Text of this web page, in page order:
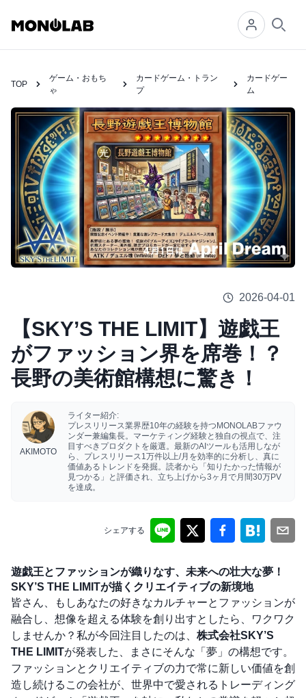
TOP
ゲーム・おもち
ゃ
カードゲーム・トラン
プ
カードゲー
ム
2026-04-01
【SKY’S THE LIMIT】遊戯王
がファッション界を席巻！？
長野の美術館構想に驚き！
AKIMOTO
ライター紹介:
プレスリリース業界歴10年の経験を持つMONOLABファウ
ンダー兼編集長。マーケティング経験と独自の視点で、注
目すべきプロダクトを厳選。最新のAIツールも活用しなが
ら、プレスリリース1万件以上/月を効率的に分析し、真に
価値あるトレンドを発掘。読者から「知りたかった情報が
見つかる」と評価され、立ち上げから3ヶ月で月間30万PV
を達成。
シェアする
遊戯王とファッションが織りなす、未来への壮大な夢！
SKY’S THE LIMITが描くクリエイティブの新境地
皆さん、もしあなたの好きなカルチャーとファッションが
融合し、想像を超える体験を創り出すとしたら、ワクワク
しませんか？私が今回注目したのは、 株式会社SKY’S
THE LIMITが発表した、まさにそんな「夢」の構想です。
ファッションとクリエイティブの力で常に新しい価値を創
造し続けるこの会社が、世界中で愛されるトレーディング